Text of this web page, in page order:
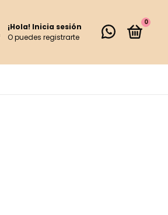
¡Hola! Inicia sesión
O puedes registrarte
0